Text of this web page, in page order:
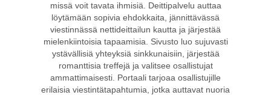
missä voit tavata ihmisiä. Deittipalvelu auttaa
löytämään sopivia ehdokkaita, jännittävässä
viestinnässä nettideittailun kautta ja järjestää
mielenkiintoisia tapaamisia. Sivusto luo sujuvasti
ystävällisiä yhteyksiä sinkkunaisiin, järjestää
romanttisia treffejä ja valitsee osallistujat
ammattimaisesti. Portaali tarjoaa osallistujille
erilaisia viestintätapahtumia, jotka auttavat nuoria